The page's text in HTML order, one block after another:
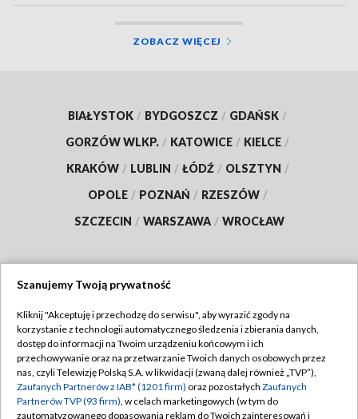
ZOBACZ WIĘCEJ
BIAŁYSTOK / BYDGOSZCZ / GDAŃSK /
GORZÓW WLKP. / KATOWICE / KIELCE /
KRAKÓW / LUBLIN / ŁÓDŹ / OLSZTYN /
OPOLE / POZNAŃ / RZESZÓW /
SZCZECIN / WARSZAWA / WROCŁAW
TVP
Abonament TVP
Emisja w TVP
Centrum informacji TVP
Regulamin TVP
Polityka prywatności
Moje zgody
Szanujemy Twoją prywatność
Kliknij "Akceptuję i przechodzę do serwisu", aby wyrazić zgody na
korzystanie z technologii automatycznego śledzenia i zbierania danych,
dostęp do informacji na Twoim urządzeniu końcowym i ich
przechowywanie oraz na przetwarzanie Twoich danych osobowych przez
nas, czyli Telewizję Polską S.A. w likwidacji (zwaną dalej również „TVP”),
Zaufanych Partnerów z IAB* (1201 firm) oraz pozostałych Zaufanych
Partnerów TVP (93 firm), w celach marketingowych (w tym do
zautomatyzowanego dopasowania reklam do Twoich zainteresowań i